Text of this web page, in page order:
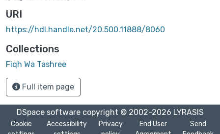
URI
https://hdl.handle.net/20.500.11888/8060
Collections
Fiqh Wa Tashree
Full item page
DSpace softwarecopyright © 2002-2026 LYRASIS
Cookie
Accessibility
Privacy
End User
Send